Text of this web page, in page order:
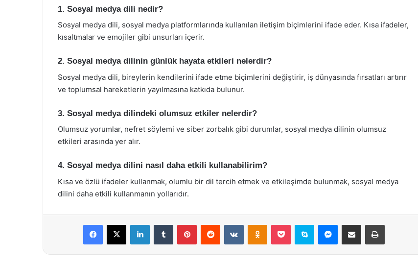
1. Sosyal medya dili nedir?
Sosyal medya dili, sosyal medya platformlarında kullanılan iletişim biçimlerini ifade eder. Kısa ifadeler,
kısaltmalar ve emojiler gibi unsurları içerir.
2. Sosyal medya dilinin günlük hayata etkileri nelerdir?
Sosyal medya dili, bireylerin kendilerini ifade etme biçimlerini değiştirir, iş dünyasında fırsatları artırır
ve toplumsal hareketlerin yayılmasına katkıda bulunur.
3. Sosyal medya dilindeki olumsuz etkiler nelerdir?
Olumsuz yorumlar, nefret söylemi ve siber zorbalık gibi durumlar, sosyal medya dilinin olumsuz
etkileri arasında yer alır.
4. Sosyal medya dilini nasıl daha etkili kullanabilirim?
Kısa ve özlü ifadeler kullanmak, olumlu bir dil tercih etmek ve etkileşimde bulunmak, sosyal medya
dilini daha etkili kullanmanın yollarıdır.
Facebook
X LinkedInTumblr PinterestReddit VKontakteOdnoklassniki
Pocket Skype Messenger
E-Posta ile paylaş Yazdır